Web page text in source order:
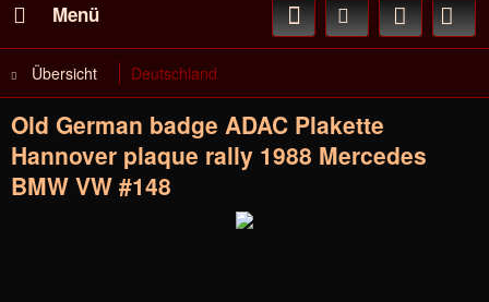
Menü
Übersicht Deutschland
Old German badge ADAC Plakette
Hannover plaque rally 1988 Mercedes
BMW VW #148